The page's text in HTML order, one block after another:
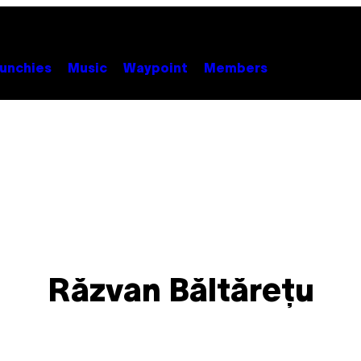
Music Waypoint Members
Răzvan Băltărețu